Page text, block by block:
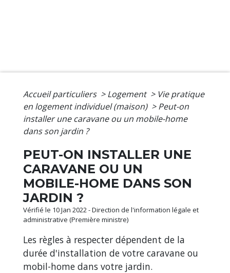
Accueil particuliers > Logement > Vie pratique
en logement individuel (maison) > Peut-on
installer une caravane ou un mobile-home
dans son jardin ?
PEUT-ON INSTALLER UNE
CARAVANE OU UN
MOBILE-HOME DANS SON
JARDIN ?
Vérifié le 10 Jan 2022 - Direction de l'information légale et
administrative (Première ministre)
Les règles à respecter dépendent de la
durée d'installation de votre caravane ou
mobil-home dans votre jardin.